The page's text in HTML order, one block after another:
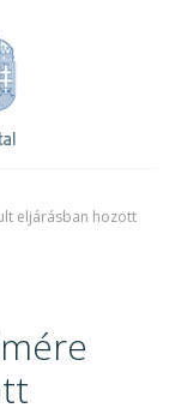
eljárásban hozott